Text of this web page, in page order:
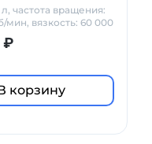
частота вращения:
мин, вязкость: 60 000
₽
корзину